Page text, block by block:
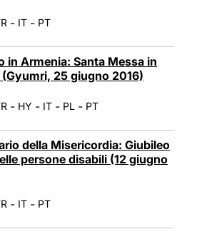
- IT - PT
in Armenia: Santa Messa in
25 giugno 2016)
- HY - IT - PL - PT
della Misericordia: Giubileo
persone disabili (12 giugno
- IT - PT